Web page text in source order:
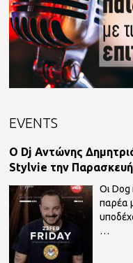
EVENTS
O Dj Αντώνης
Stylvie την
Φεβρουαρίου παρέαΟι Dog
παρέα
…